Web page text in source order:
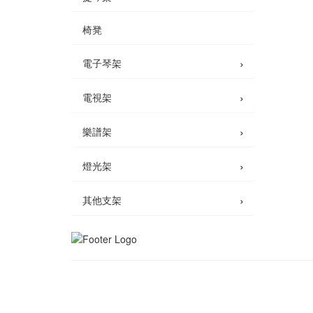
椅凳
電子琴架 ›
電視架 ›
樂譜架 ›
燈光架 ›
其他支架 ›